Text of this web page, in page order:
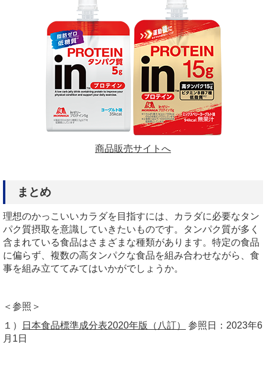
商品販売サイトへ
まとめ
理想のかっこいいカラダを目指すには、カラダに必要なタン
パク質摂取を意識していきたいものです。タンパク質が多く
含まれている食品はさまざまな種類があります。特定の食品
に偏らず、複数の高タンパクな食品を組み合わせながら、食
事を組み立ててみてはいかがでしょうか。
＜参照＞
１）
日本食品標準成分表2020年版（八訂） 参照日： 2023年6
月 1 日